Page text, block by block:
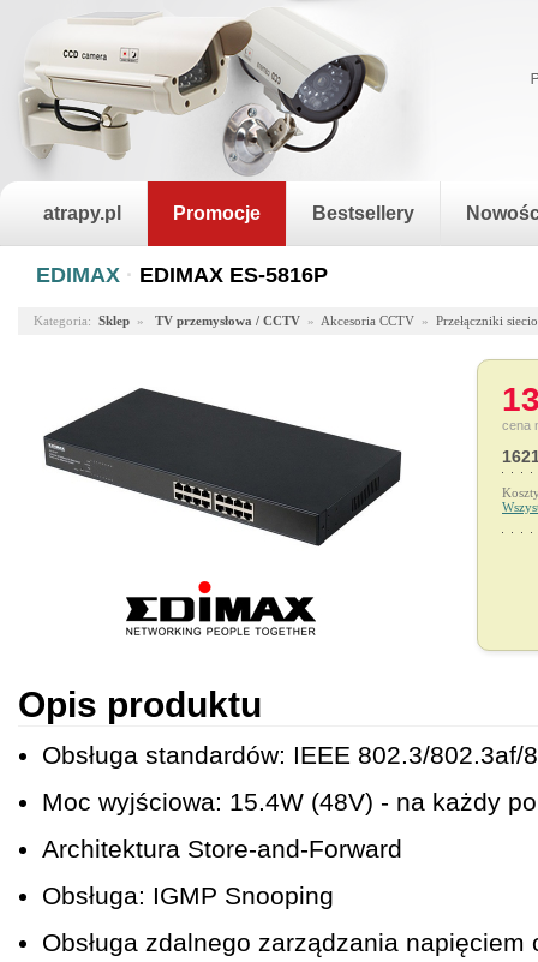
atrapy.pl Promocje Bestsellery
EDIMAX · EDIMAX ES-5816P
Kategoria: Sklep » TV przemysłowa / CCTV » Akcesoria CCTV » Przełączniki
cena
Opis produktu
Obsługa standardów: IEEE 802.3/
Moc wyjściowa: 15.4W (48V) - na każdy
Architektura Store-and-Forward
Obsługa: IGMP Snooping
Obsługa zdalnego zarządzania